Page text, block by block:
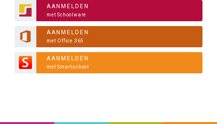
AANMELDEN
met Schoolware
AANMELDEN
met Office 365
AANMELDEN
met Smartschool